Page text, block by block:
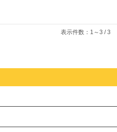
表示件数：1～3 / 3